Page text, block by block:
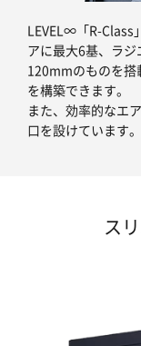
LEVEL∞「R-Class
アに最大6基、ラ
120mmのものを搭
を構築できます。
また、効率的なエ
口を設けています。
ス